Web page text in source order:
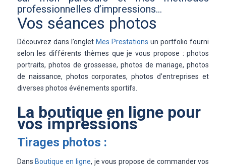
professionnelles d’impressions…
Vos séances photos
Découvrez dans l’onglet Mes Prestations un portfolio fourni
selon les différents thèmes que je vous propose : photos
portraits, photos de grossesse, photos de mariage, photos
de naissance, photos corporates, photos d’entreprises et
diverses photos événements sportifs.
La boutique en ligne pour
vos impressions
Tirages photos :
Dans Boutique en ligne, je vous propose de commander vos